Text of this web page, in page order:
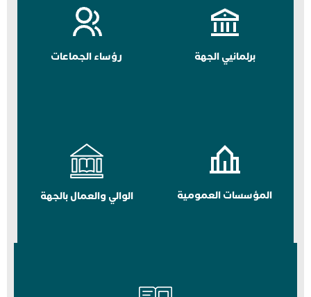
برلمانيي الجهة رؤساء الجماعات
المؤسسات العمومية الوالي والعمال بالجهة